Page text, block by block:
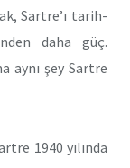
Sartre’ı tarih-
daha güç.
aynı şey Sartre
1940 yılında